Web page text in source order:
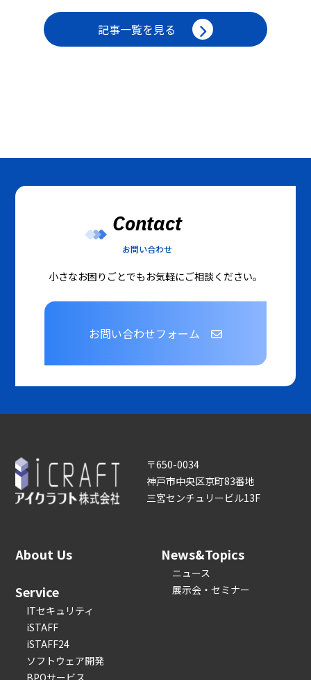
記事一覧を見る
Contact
お問い合わせ
小さなお困りごとでもお気軽にご相談ください。
お問い合わせフォーム
〒650-0034
神戸市中央区京町83番地
三宮センチュリービル13F
About Us
Service
ITセキュリティ
iSTAFF
iSTAFF24
ソフトウェア開発
News&Topics
ニュース
展示会・セミナー